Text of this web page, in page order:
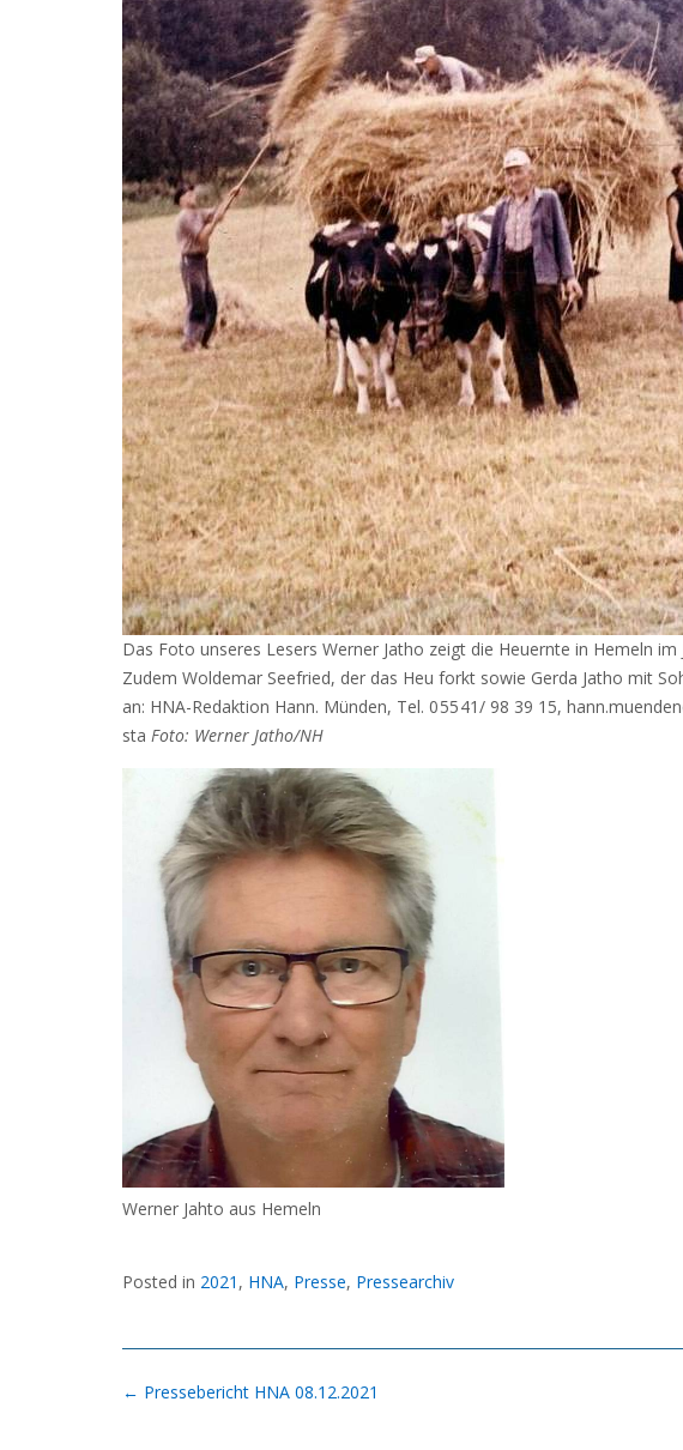
Das Foto unseres Lesers Werner Jatho zeigt die Heuernte in Hemeln
Zudem Woldemar Seefried, der das Heu forkt sowie Gerda Jatho mit
an: HNA-Redaktion Hann. Münden, Tel. 0 55 41/ 98 39 15,
sta Foto: Werner Jatho/NH
Werner Jahto aus Hemeln
Posted in 2021 , HNA, Presse, Pressearchiv
Post
← Pressebericht HNA 08.12.2021